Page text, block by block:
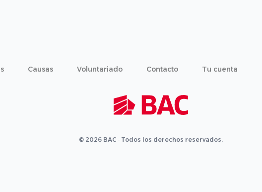
Causas Voluntariado Contacto Tu cuenta
© 2026 BAC · Todos los derechos reservados.